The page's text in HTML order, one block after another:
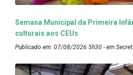
Semana Municipal da Primeira
culturais aos CEUs
Publicado em: 07/08/2026 5h30 - em